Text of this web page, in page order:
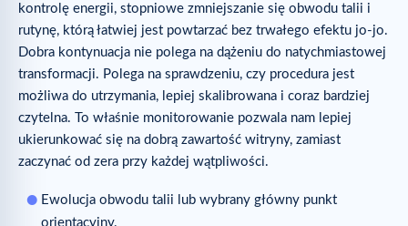
kontrolę energii, stopniowe zmniejszanie się obwodu talii i
rutynę, którą łatwiej jest powtarzać bez trwałego efektu jo-jo.
Dobra kontynuacja nie polega na dążeniu do natychmiastowej
transformacji. Polega na sprawdzeniu, czy procedura jest
możliwa do utrzymania, lepiej skalibrowana i coraz bardziej
czytelna. To właśnie monitorowanie pozwala nam lepiej
ukierunkować się na dobrą zawartość witryny, zamiast
zaczynać od zera przy każdej wątpliwości.
Ewolucja obwodu talii lub wybrany główny punkt
orientacyjny.